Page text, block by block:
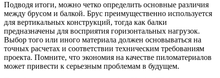
Подводя итоги, можно четко определить основные различия
между брусом и балкой. Брус преимущественно используется
для вертикальных конструкций, тогда как балки
предназначены для восприятия горизонтальных нагрузок.
Выбор того или иного материала должен основываться на
точных расчетах и соответствии техническим требованиям
проекта. Помните, что экономия на качестве пиломатериалов
может привести к серьезным проблемам в будущем.